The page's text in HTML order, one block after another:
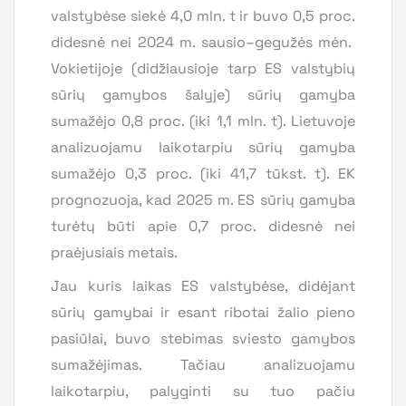
valstybėse siekė 4,0 mln. t ir buvo 0,5 proc.
didesnė nei 2024 m. sausio–gegužės mėn.
Vokietijoje (didžiausioje tarp ES valstybių
sūrių gamybos šalyje) sūrių gamyba
sumažėjo 0,8 proc. (iki 1,1 mln. t). Lietuvoje
analizuojamu laikotarpiu sūrių gamyba
sumažėjo 0,3 proc. (iki 41,7 tūkst. t). EK
prognozuoja, kad 2025 m. ES sūrių gamyba
turėtų būti apie 0,7 proc. didesnė nei
praėjusiais metais.
Jau kuris laikas ES valstybėse, didėjant
sūrių gamybai ir esant ribotai žalio pieno
pasiūlai, buvo stebimas sviesto gamybos
sumažėjimas. Tačiau analizuojamu
laikotarpiu, palyginti su tuo pačiu